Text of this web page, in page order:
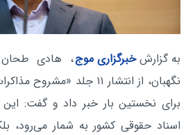
به گزارشخبرگزاری موج، هادی
نگهبان، از انتشار ۱۱ جلد
برای نخستین بار خبر داد و گفت:
اسناد حقوقی کشور به شمار می‌رود،